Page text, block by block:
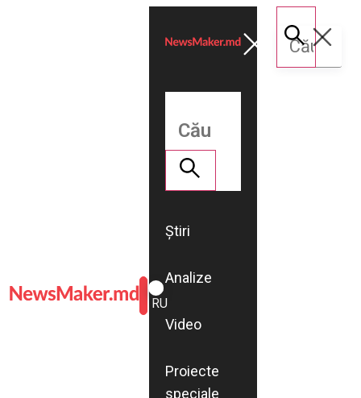
ROMÂNĂ
RU
Știri
Analize
Video
Proiecte
speciale